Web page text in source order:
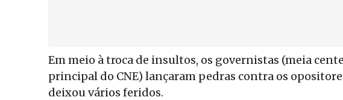
Em meio à troca de insultos, os governistas (meia
principal do CNE) lançaram pedras contra os
deixou vários feridos.